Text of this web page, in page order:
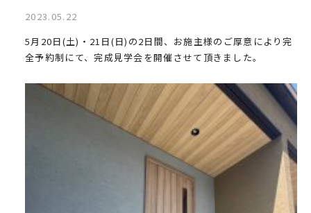
2023.05.22
5月20日(土)・21日(日)の2日間、お施主様のご厚意により完
全予約制にて、完成見学会を開催させて頂きました。